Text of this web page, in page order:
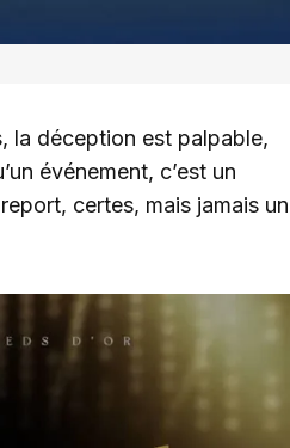
la déception est palpable,
événement, c’est un
certes, mais jamais un